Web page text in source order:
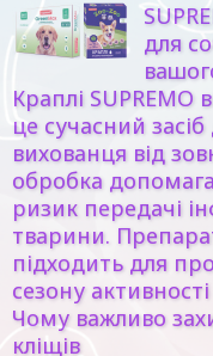
для
Краплі SUPREMO
це сучасний
вихованця від
обробка
ризик передачі
тварини.
підходить для
сезону
Чому важливо
кліщів